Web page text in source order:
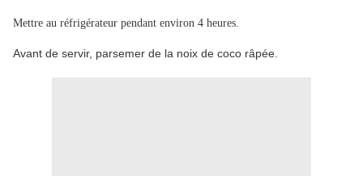
Mettre au réfrigérateur pendant environ 4 heures.
Avant de servir, parsemer de la noix de coco râpée.